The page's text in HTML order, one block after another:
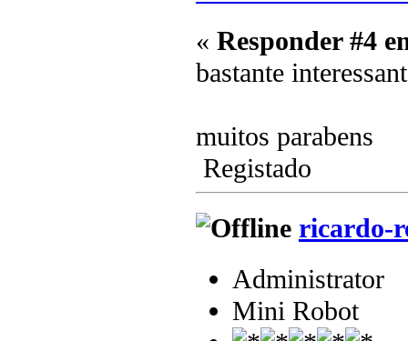
« Responder #4
bastante
muitos parabens
Registado
ricardo-
Administrator
Mini Robot